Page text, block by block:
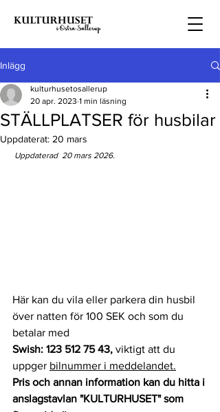
Inlägg
STÄLLPLATSER för husbilar
kulturhusetosallerup
20 apr. 2023 1 min läsning
Uppdaterat: 20 mars
Uppdaterad  20 mars 2026.
Här kan du vila eller parkera din husbil
över natten för 100 SEK och som du
betalar med
Swish: 123 512 75 43, viktigt att du
uppger bilnummer i meddelandet.
Pris och annan information kan du hitta i
anslagstavlan "KULTURHUSET" som